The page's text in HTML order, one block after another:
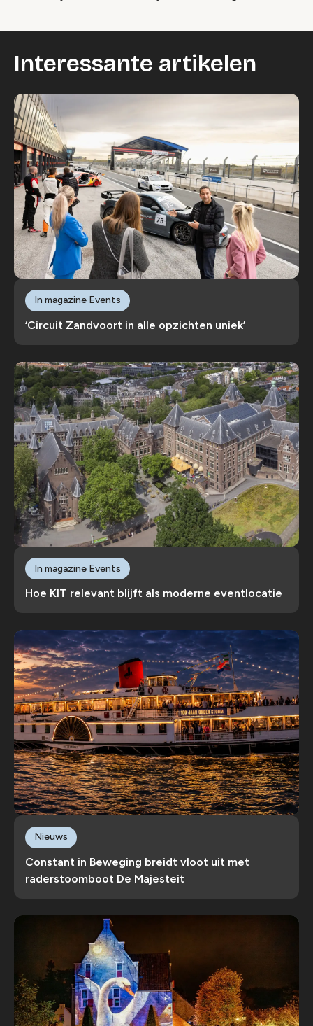
Interessante artikelen
‘Circuit Zandvoort in alle opzichten uniek’
In magazine Events
Hoe KIT relevant blijft als moderne eventlocatie
In magazine Events
Constant in Beweging breidt vloot uit met
raderstoomboot De Majesteit
Nieuws